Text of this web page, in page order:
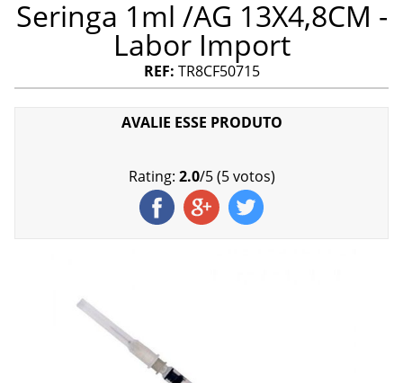
Seringa 1ml /AG 13X4,8CM -
Labor Import
REF: TR8CF50715
AVALIE ESSE PRODUTO
Rating: 2.0/5(5votos)